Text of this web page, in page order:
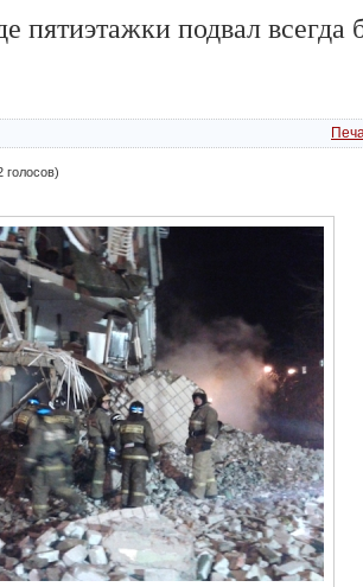
пятиэтажки подвал всегда
голосов)